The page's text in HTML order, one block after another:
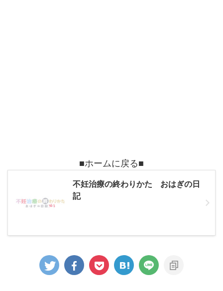
■ホームに戻る■
不妊治療の終わりかた おはぎの日
記